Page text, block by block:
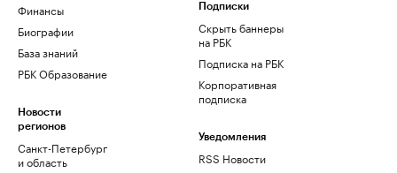
Финансы
Биографии
База знаний
РБК Образование
Новости
регионов
Санкт-Петербург
и область
Подписки
Скрыть баннеры
на РБК
Подписка на РБК
Корпоративная
подписка
Уведомления
RSS Новости